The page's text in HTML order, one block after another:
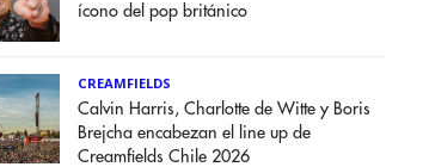
ícono del pop británico
CREAMFIELDS
Calvin Harris, Charlotte de Witte y Boris
Brejcha encabezan el line up de
Creamfields Chile 2026